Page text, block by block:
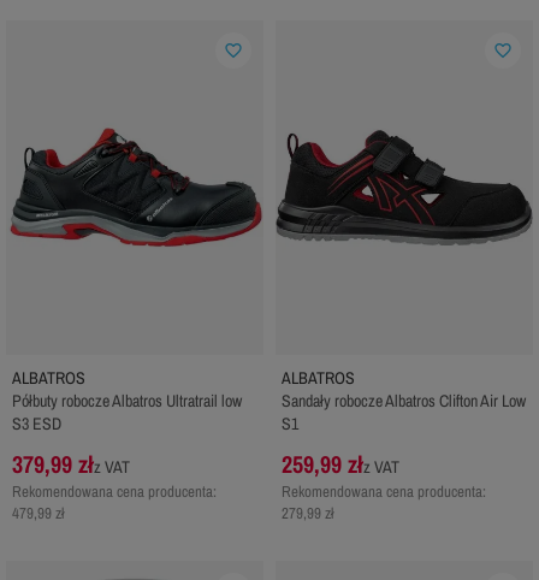
ALBATROS
Półbuty robocze Albatros Ultratrail low
S3 ESD
379,99 złz VAT
Rekomendowana cena producenta:
479,99 zł
favorite_border
ALBATROS
Sandały robocze Albatros Clifton Air Low
S1
259,99 złz VAT
Rekomendowana cena producenta:
279,99 zł
favorite_border